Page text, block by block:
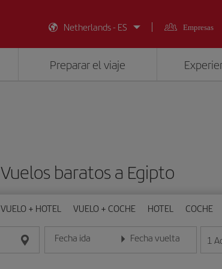
Netherlands - ES
Empresas
Preparar el viaje
Vuelos baratos a Egipto
VUELO + HOTEL VUELO + COCHE HOTEL COCHE
Fecha ida
Introduce la fecha en formato día/mes/año
Fecha vuelta
Introduce la fecha en 1